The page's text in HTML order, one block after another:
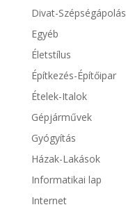
Divat-Szépségápolás
Egyéb
Életstílus
Építkezés-Építőipar
Ételek-Italok
Gépjárművek
Gyógyítás
Házak-Lakások
Informatikai lap
Internet